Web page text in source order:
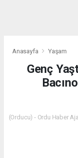
Anasayfa Yaşam
Genç
(Orducu) - Ordu Haber